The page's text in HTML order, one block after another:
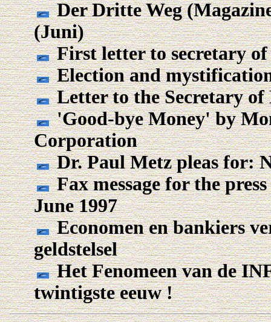
Der Dritte Weg
(Juni)
First letter to secretary
Election and
Letter to the Secretary
'Good-bye Money' by
Corporation
Dr. Paul Metz pleas for:
Fax message for the
June 1997
Economen en bankiers
geldstelsel
Het Fenomeen van de
twintigste eeuw !